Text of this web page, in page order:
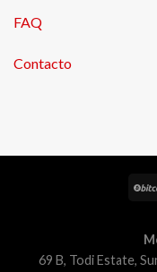
FAQ
Contacto
69 B, Todi Estate,